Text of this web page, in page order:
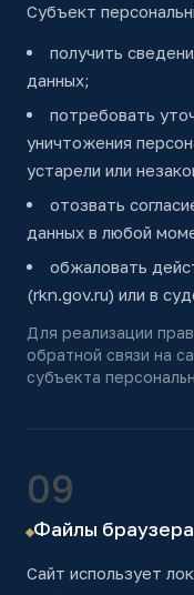
Субъект
получить
данных;
потребовать
уничтожения
устарели или
отозвать
данных в любой
обжаловать
(rkn.gov.ru) или в
Для реализации
обратной связи на
субъекта
09
Файлы браузера
Сайт использует